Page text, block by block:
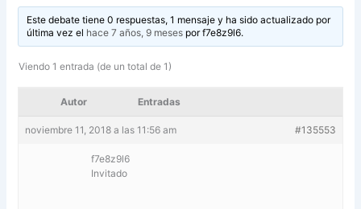
Este debate tiene 0 respuestas, 1 mensaje y ha sido actualizado por
última vez el hace 7 años, 9 mesesporf7e8z9l6.
Viendo 1 entrada (de un total de 1)
Autor Entradas
noviembre 11, 2018 a las 11:56 am #135553
f7e8z9l6
Invitado